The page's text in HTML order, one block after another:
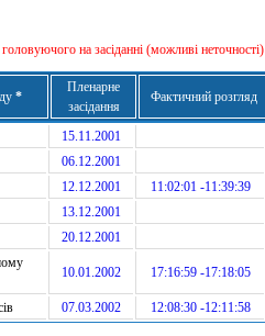
на засіданні (можливі неточності)
*
Пленарне
засідання
Фактичний розгляд
15.11.2001
06.12.2001
12.12.2001
11:02:01 -11:39:39
13.12.2001
20.12.2001
10.01.2002 17:16:59 -17:18:05
07.03.2002 12:08:30 -12:11:58